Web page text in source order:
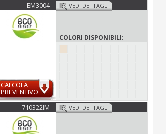
EM3004
CALCOLA
PREVENTIVO
VEDI DETTAGLI
COLORI DISPONIBILI:
710322IM VEDI DETTAGLI